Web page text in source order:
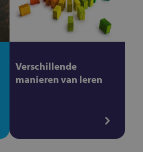
Verschillende
manieren van leren